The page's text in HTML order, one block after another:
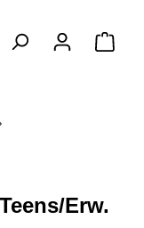
Erw.